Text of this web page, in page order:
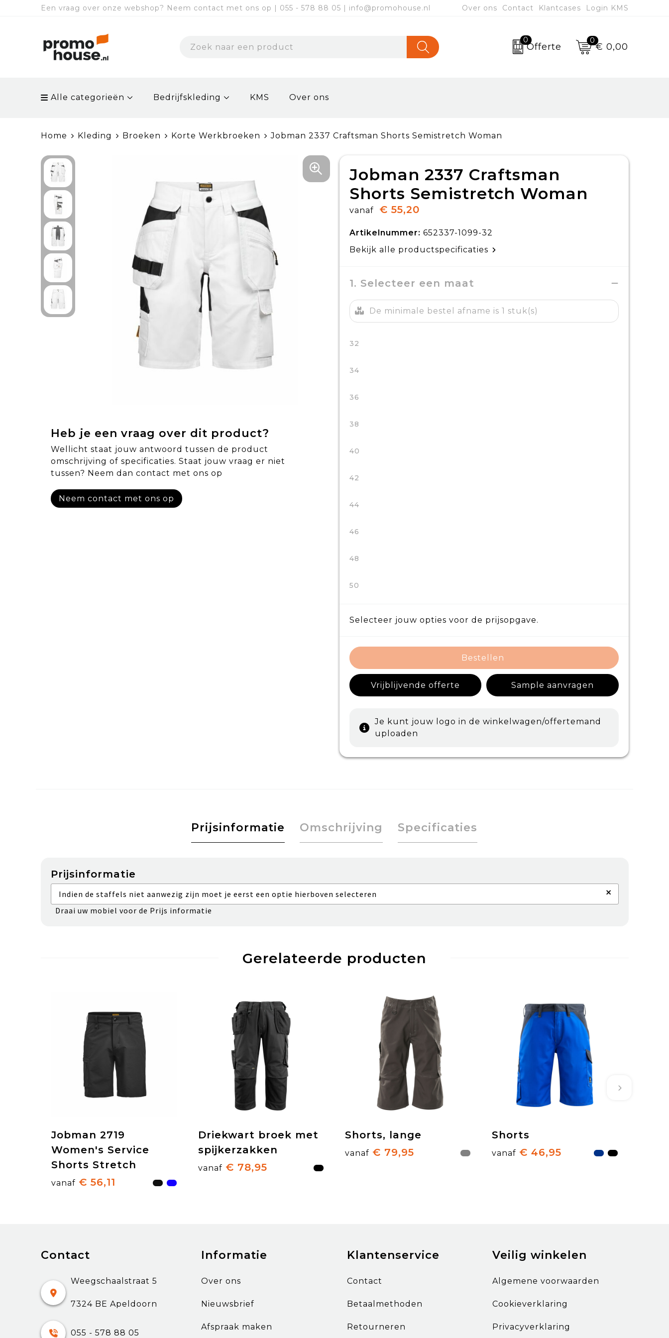
Een vraag over onze webshop? Neem contact met ons op | 055 - 578 88 05 | info@promohouse.nl Over ons Contact Klantcases Login KMS
0
Offerte
0
€ 0,00
Alle categorieën Bedrijfskleding KMS Over ons
Home Kleding Broeken Korte Werkbroeken Jobman 2337 Craftsman Shorts Semistretch Woman
Heb je een vraag over dit product?
Wellicht staat jouw antwoord tussen de product
omschrijving of specificaties. Staat jouw vraag er niet
tussen? Neem dan contact met ons op
Neem contact met ons op
Jobman 2337 Craftsman
Shorts Semistretch Woman
vanaf € 55,20
Artikelnummer: 652337-1099-32
Bekijk alle productspecificaties
1. Selecteer een maat
De minimale bestel afname is 1 stuk(s)
32
34
36
38
40
42
44
46
48
50
Selecteer jouw opties voor de prijsopgave.
Bestellen
Vrijblijvende offerte Sample aanvragen
Je kunt jouw logo in de winkelwagen/offertemand
uploaden
Prijsinformatie Omschrijving Specificaties
Prijsinformatie
Indien de staffels niet aanwezig zijn moet je eerst een optie hierboven selecteren ×
Draai uw mobiel voor de Prijs informatie
Gerelateerde producten
Jobman 2719
Women's Service
Shorts Stretch
vanaf € 56,11
Driekwart broek met
spijkerzakken
vanaf € 78,95
Shorts, lange
vanaf € 79,95
Shorts
vanaf € 46,95
Contact
Weegschaalstraat 5
7324 BE Apeldoorn
055 - 578 88 05
Informatie
Over ons
Nieuwsbrief
Afspraak maken
Klantenservice
Contact
Betaalmethoden
Retourneren
Veilig winkelen
Algemene voorwaarden
Cookieverklaring
Privacyverklaring